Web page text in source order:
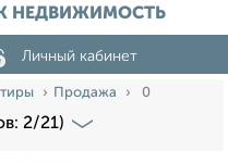
НЕДВИЖИМОСТЬ
Личный кабинет
Продажа 0
2/21)